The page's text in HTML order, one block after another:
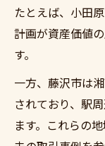
たとえば、小田
計画が資産価値
す。
一方、藤沢市は
されており、駅
ます。これらの